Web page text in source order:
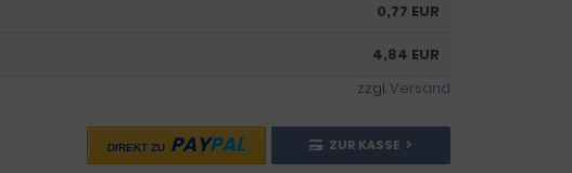
0,77 EUR
4,84 EUR
zzgl.Versand
ZUR KASSE
DIREKT ZU PAYPAL